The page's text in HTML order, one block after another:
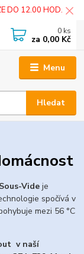
DO 12.00 HOD.
Menu
Hledat
0 ks
za 0,00 Kč
Vide je
spočívá v
mezi 56 °C
v naší